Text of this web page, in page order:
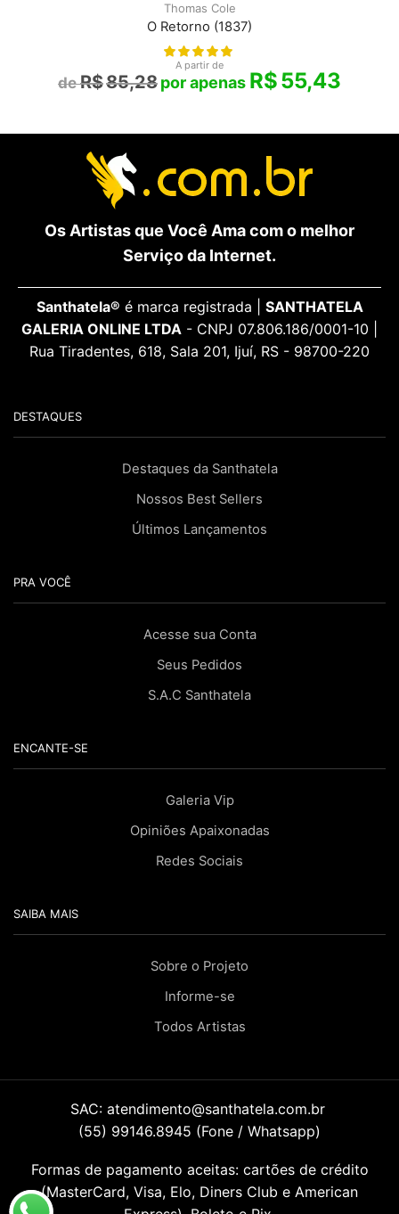
Thomas Cole
O Retorno (1837)
A partir de
R$85,28 R$55,43
Os Artistas que Você Ama com o melhor
Serviço da Internet.
Santhatela® é marca registrada | SANTHATELA
GALERIA ONLINE LTDA - CNPJ 07.806.186/0001-10 |
Rua Tiradentes, 618, Sala 201, Ijuí, RS - 98700-220
DESTAQUES
Destaques da Santhatela
Nossos Best Sellers
Últimos Lançamentos
PRA VOCÊ
Acesse sua Conta
Seus Pedidos
S.A.C Santhatela
ENCANTE-SE
Galeria Vip
Opiniões Apaixonadas
Redes Sociais
SAIBA MAIS
Sobre o Projeto
Informe-se
Todos Artistas
SAC: atendimento@santhatela.com.br
(55) 99146.8945 (Fone / Whatsapp)
Formas de pagamento aceitas: cartões de crédito
(MasterCard, Visa, Elo, Diners Club e American